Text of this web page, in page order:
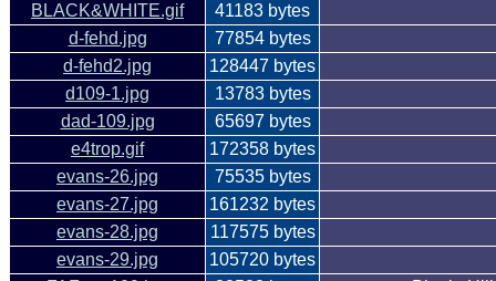
BLACK&WHITE.gif
41183 bytes
d-fehd.jpg
77854 bytes
d-fehd2.jpg
128447 bytes
d109-1.jpg
13783 bytes
dad-109.jpg
65697 bytes
e4trop.gif
172358 bytes
evans-26.jpg
75535 bytes
evans-27.jpg
161232 bytes
evans-28.jpg
117575 bytes
evans-29.jpg
105720 bytes